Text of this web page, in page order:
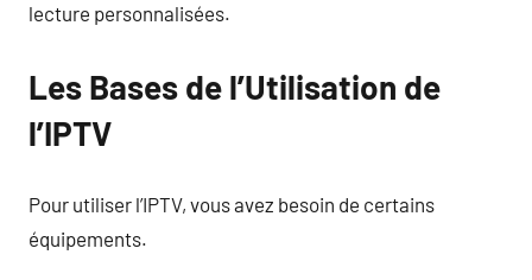
lecture personnalisées.
Les Bases de l’Utilisation de
l’IPTV
Pour utiliser l’IPTV, vous avez besoin de certains
équipements.